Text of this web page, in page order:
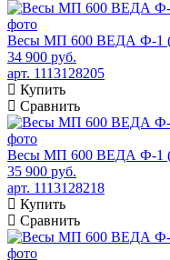
Весы МП 600 ВЕДА Ф-1
34 900 руб.
арт. 1113128205
Купить
Сравнить
Весы МП 600 ВЕДА Ф-1
35 900 руб.
арт. 1113128218
Купить
Сравнить